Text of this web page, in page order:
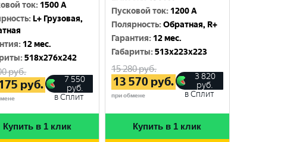
ток: 1500 A
: L+ Грузовая,
: 12 мес.
:518x276x242
руб.
руб.
7 550
руб.
в Сплит
Купить в 1 клик
Пусковой ток: 1200 A
Полярность:Обратная, R+
Гарантия: 12 мес.
Габариты:513x223x223
15 280руб.
13 570 руб.
при обмене
3 820
руб.
в Сплит
Купить в 1 клик